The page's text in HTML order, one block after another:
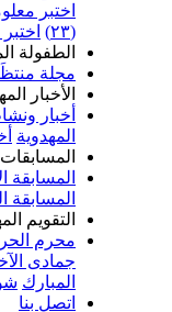
معلوماتك المهدوية
اختبر معلوماتك
المهدوية
منتظَر
القصص
المهدوية
ونشاطات المركز
أخبار
المهدوية
الأولى المسابقة
الرابعة
المهدوي
الحرام
صفر
رجب
شوال المكرّم